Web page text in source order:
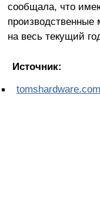
сообщала, что
на весь текущий
Источник:
tomshardware.com